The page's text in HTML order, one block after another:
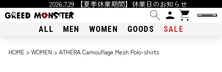
2026.7.29 【夏季休業期間】休業日のお知らせ
ALL MEN WOMEN GOODS SALE
HOME WOMEN ATHERA Camouflage Mesh Polo-shirts